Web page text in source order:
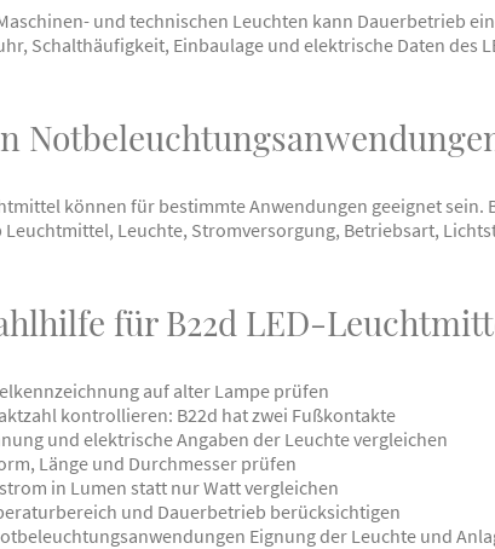
und technischen Leuchten kann Dauerbetrieb
Schalthäufigkeit, Einbaulage und elektrische Daten des
können für bestimmte Anwendungen geeignet
Leuchtmittel, Leuchte, Stromversorgung, Betriebsart,
für B22d LED-
auf alter Lampe prüfen
kontrollieren: B22d hat zwei Fußkontakte
und elektrische Angaben der Leuchte vergleichen
Länge und Durchmesser prüfen
in Lumen statt nur Watt vergleichen
und Dauerbetrieb berücksichtigen
Eignung der Leuchte und